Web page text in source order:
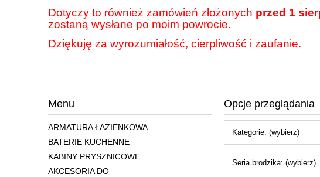
Dotyczy to również zamówień złożonych przed 1
zostaną wysłane po moim powrocie.
Dziękuję za wyrozumiałość, cierpliwość i zaufanie.
Menu
ARMATURA ŁAZIENKOWA
BATERIE KUCHENNE
KABINY PRYSZNICOWE
AKCESORIA DO
Opcje przeglądania
Kategorie: (wybierz)
Seria brodzika: (wybierz)